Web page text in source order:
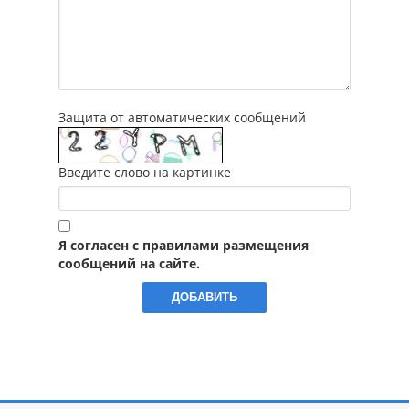
Защита от автоматических сообщений
Введите слово на картинке
Я согласен с правилами размещения
сообщений на сайте.